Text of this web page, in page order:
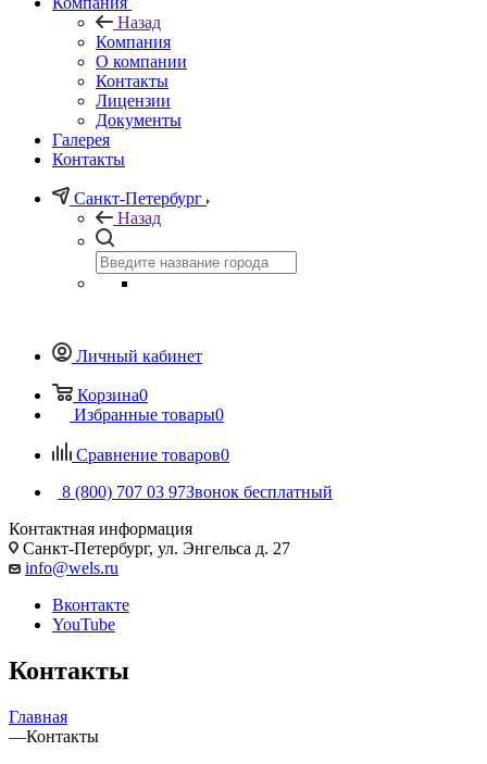
Назад
Компания
О компании
Контакты
Лицензии
Документы
Галерея
Контакты
Санкт-Петербург
Назад
Личный кабинет
Корзина0
Избранные товары0
Сравнение товаров0
8 (800) 707 03 97Звонок бесплатный
Контактная информация
Санкт-Петербург, ул. Энгельса д. 27
info@wels.ru
Вконтакте
YouTube
Контакты
Главная
—Контакты